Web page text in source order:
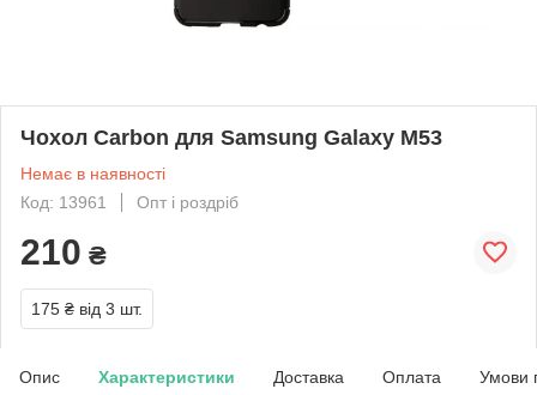
Чохол Carbon для Samsung Galaxy M53
Немає в наявності
Код: 13961
Опт і роздріб
210 ₴
175 ₴ від 3 шт.
Опис Характеристики Доставка Оплата Умови